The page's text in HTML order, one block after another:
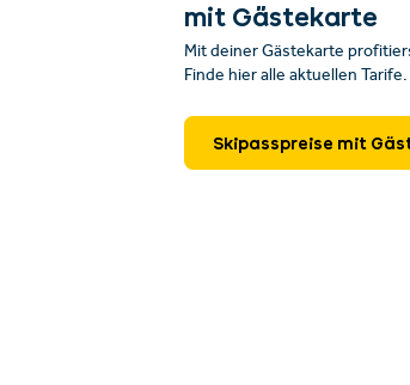
mit Gästekarte
Mit deiner Gästekarte
Finde hier alle aktuellen Tarife.
Skipasspreise mit